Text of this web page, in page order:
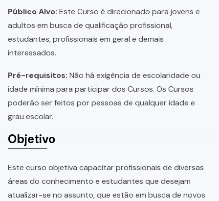
Público Alvo: Este Curso é direcionado para jovens e
adultos em busca de qualificação profissional,
estudantes, profissionais em geral e demais
interessados.
Pré-requisitos: Não há exigência de escolaridade ou
idade mínima para participar dos Cursos. Os Cursos
poderão ser feitos por pessoas de qualquer idade e
grau escolar.
Objetivo
Este curso objetiva capacitar profissionais de diversas
áreas do conhecimento e estudantes que desejam
atualizar-se no assunto, que estão em busca de novos